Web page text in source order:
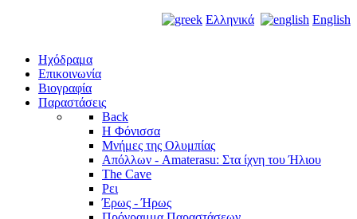
Ελληνικά English
Ηχόδραμα
Επικοινωνία
Βιογραφία
Παραστάσεις
Back
Η Φόνισσα
Μνήμες της Ολυμπίας
Απόλλων - Amaterasu: Στα ίχνη του Ήλιου
The Cave
Ρει
Έρως - Ήρως